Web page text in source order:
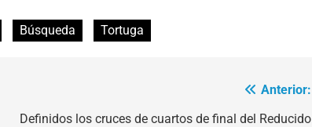
Búsqueda Tortuga
Anterior:
Definidos los cruces de cuartos de final del Reducido